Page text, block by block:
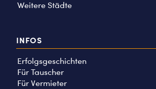
Weitere Städte
INFOS
Erfolgsgeschichten
Für Tauscher
Für Vermieter